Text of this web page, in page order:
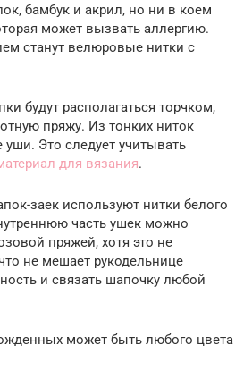
бамбук и акрил, но ни в коем
может вызвать аллергию.
станут велюровые нитки с
будут располагаться торчком,
пряжу. Из тонких ниток
Это следует учитывать
для вязания.
заек используют нитки белого
часть ушек можно
пряжей, хотя это не
не мешает рукодельнице
и связать шапочку любой
может быть любого цвета